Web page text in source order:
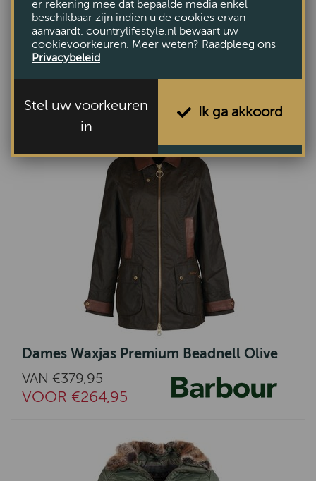
Dames Waxjas Premium Beadnell Olive
VAN €379,95
VOOR €264,95
er rekening mee dat bepaalde media enkel
beschikbaar zijn indien u de cookies ervan
aanvaardt. countrylifestyle.nl bewaart uw
cookievoorkeuren. Meer weten? Raadpleeg ons
Privacybeleid
Stel uw voorkeuren
in
Ik ga akkoord